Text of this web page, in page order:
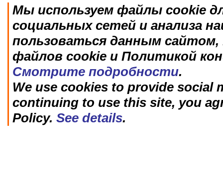
Мы используем файлы cookie
социальных сетей и анализа
пользоваться данным
файлов cookie и Политикой
Смотрите подробности.
We use cookies to provide social
continuing to use this site, you
Policy. See details.